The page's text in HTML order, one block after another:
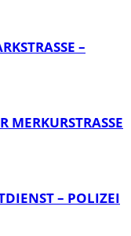
– Z
– POLIZEI